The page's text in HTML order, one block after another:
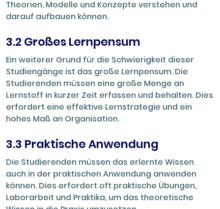
Theorien, Modelle und Konzepte verstehen und
darauf aufbauen können.
3.2 Großes Lernpensum
Ein weiterer Grund für die Schwierigkeit dieser
Studiengänge ist das große Lernpensum. Die
Studierenden müssen eine große Menge an
Lernstoff in kurzer Zeit erfassen und behalten. Dies
erfordert eine effektive Lernstrategie und ein
hohes Maß an Organisation.
3.3 Praktische Anwendung
Die Studierenden müssen das erlernte Wissen
auch in der praktischen Anwendung anwenden
können. Dies erfordert oft praktische Übungen,
Laborarbeit und Praktika, um das theoretische